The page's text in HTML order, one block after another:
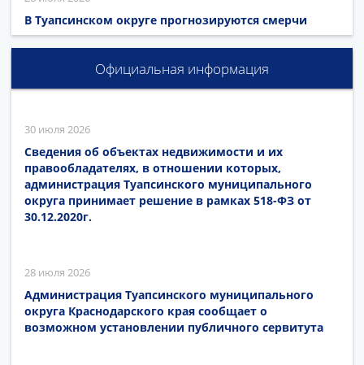
В Туапсинском округе прогнозируются смерчи
Официальная информация
30 июля 2026
Сведения об объектах недвижимости и их
правообладателях, в отношении которых,
администрация Туапсинского муниципального
округа принимает решение в рамках 518-ФЗ от
30.12.2020г.
28 июля 2026
Администрация Туапсинского муниципального
округа Краснодарского края сообщает о
возможном установлении публичного сервитута